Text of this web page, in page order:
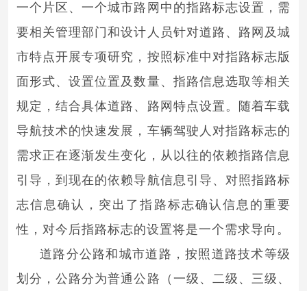
一个片区、一个城市路网中的指路标志设置，需
要相关管理部门和设计人员针对道路、路网及城
市特点开展专项研究，按照标准中对指路标志版
面形式、设置位置及数量、指路信息选取等相关
规定，结合具体道路、路网特点设置。随着车载
导航技术的快速发展，车辆驾驶人对指路标志的
需求正在逐渐发生变化，从以往的依赖指路信息
引导，到现在的依赖导航信息引导、对照指路标
志信息确认，突出了指路标志确认信息的重要
性，对今后指路标志的设置将是一个需求导向。
道路分公路和城市道路，按照道路技术等级
划分，公路分为普通公路（一级、二级、三级、